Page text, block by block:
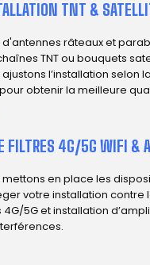
TNT &
d'antennes râteaux et
TNT ou bouquets
ajustons l’installation selon
obtenir la meilleure
FILTRES 4G/5G WIFI &
mettons en place les
votre installation contre
4G/5G et installation